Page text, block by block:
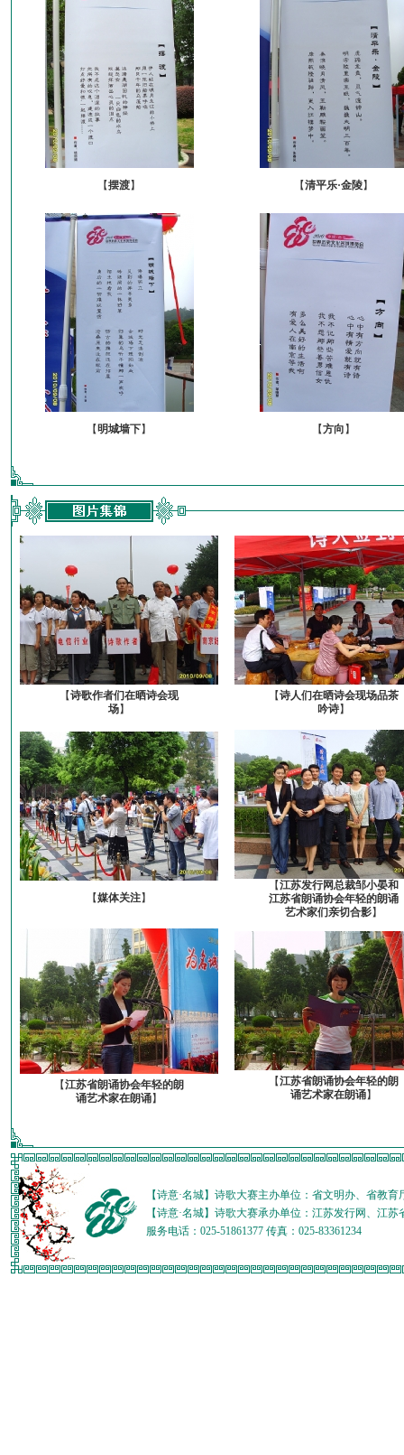
【摆渡】 【清平乐·金陵】
【明城墙下】 【方向 】
【诗歌作者们在晒诗会现
场】
【诗人们在晒诗会现场品茶
吟诗】
【媒体关注】
【江苏发行网总裁邹小晏和
江苏省朗诵协会年轻的朗诵
艺术家们亲切合影】
【江苏省朗诵协会年轻的朗
诵艺术家在朗诵】
【江苏省朗诵协会年轻的朗
诵艺术家在朗诵】
【诗意·名城】诗歌大赛主办单位：省文明办、省教
【诗意·名城】诗歌大赛承办单位：江苏发行网、江
服务电话：025-51861377 传真：025-83361234